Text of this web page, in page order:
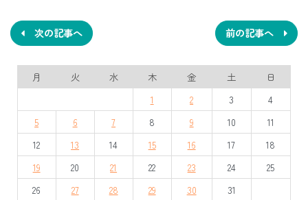
稿
ナ
ビ
ゲ
ー
シ
ョ
ン
前の記事へ
次の記事へ
月 火 水 木 金 土
日
1
2 3
4
5
6 7 8 9 10
11
12
13 14 15 16 17
18
19
20 21 22 23 24
25
26
27 28 29 30 31